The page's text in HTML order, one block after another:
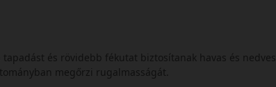
és rövidebb fékutat biztosítanak havas és nedves
megőrzi rugalmasságát.